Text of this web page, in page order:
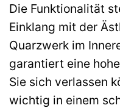
Die Funktionalität
Einklang mit der
Quarzwerk im
garantiert eine
Sie sich verlassen
wichtig in einem